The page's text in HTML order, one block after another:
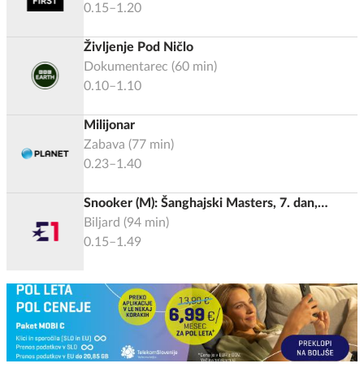
0.15–1.20
Življenje Pod Ničlo
Dokumentarec (60 min)
0.10–1.10
Milijonar
Zabava (77 min)
0.23–1.40
Snooker (M): Šanghajski Masters, 7. dan,
Finale, 2026
Biljard (94 min)
0.15–1.49